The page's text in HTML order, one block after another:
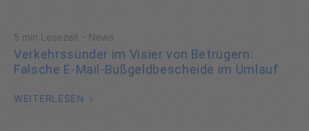
5 min Lesezeit · News
Verkehrssünder im Visier von Betrügern:
Falsche E-Mail-Bußgeldbescheide im Umlauf
WEITERLESEN